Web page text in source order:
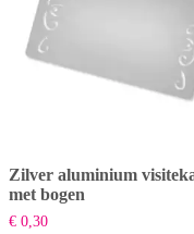
Zilver aluminium
met bogen
€ 0,30